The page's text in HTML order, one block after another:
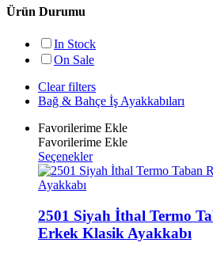
Ürün Durumu
In Stock
On Sale
Clear filters
Bağ & Bahçe İş Ayakkabıları
Favorilerime Ekle
Favorilerime Ekle
SeçeneklerBu
ürünün
varyasyonu
var.
Seçenekler
2501 Siyah İthal Termo
Erkek Klasik Ayakkabı